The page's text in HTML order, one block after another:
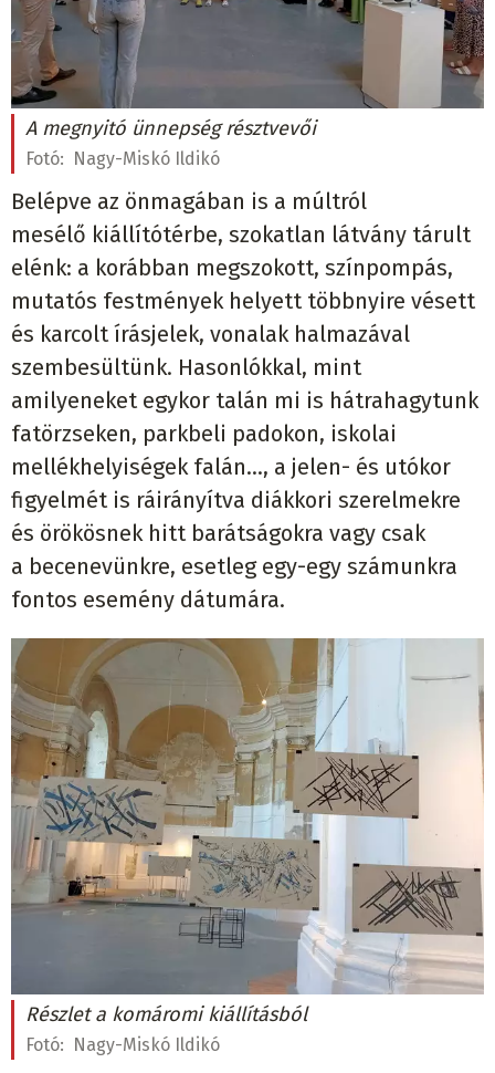
A megnyitó ünnepség résztvevői
Fotó: Nagy-Miskó Ildikó
Belépve az önmagában is a múltról
mesélő kiállítótérbe, szokatlan látvány tárult
elénk: a korábban megszokott, színpompás,
mutatós festmények helyett többnyire vésett
és karcolt írásjelek, vonalak halmazával
szembesültünk. Hasonlókkal, mint
amilyeneket egykor talán mi is hátrahagytunk
fatörzseken, parkbeli padokon, iskolai
mellékhelyiségek falán..., a jelen- és utókor
figyelmét is ráirányítva diákkori szerelmekre
és örökösnek hitt barátságokra vagy csak
a becenevünkre, esetleg egy-egy számunkra
fontos esemény dátumára.
Részlet a komáromi kiállításból
Fotó: Nagy-Miskó Ildikó